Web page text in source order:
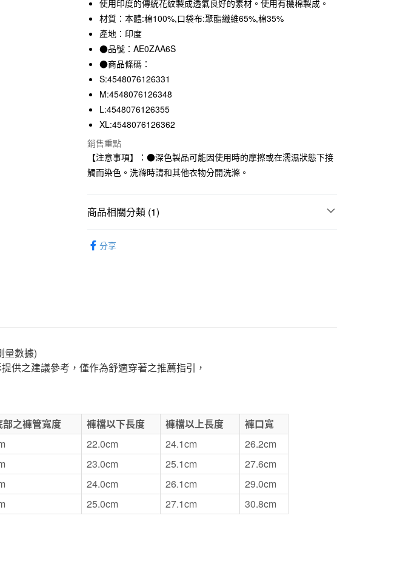
信用卡分期付款
3 期 0 利率 每期
合作金庫商業銀行
華南商業銀行
上海商業儲蓄銀行
臺灣中小企業銀行
匯豐（台灣）商業銀行
聯邦商業銀行
元大商業銀行
玉山商業銀行
台新國際商業銀行
中國信託商業銀行
台灣樂天信用卡公司
超商取貨付款
LINE Pay
Apple Pay
街口支付
悠遊付
運送方式
每筆NT$65，滿NT$1,000(含以上)免運費
付款後全家取貨
每筆NT$150，滿NT$2,000(含以上)免運費
免運費
使用印度的傳統花紋製成透氣良好的素材。使用有機棉製成。
材質：本體:棉100%,口袋布:聚酯纖維65%,棉35%
產地：印度
●品號：AE0ZAA6S
●商品條碼：
S:4548076126331
M:4548076126348
L:4548076126355
XL:4548076126362
銷售重點
【注意事項】：●深色製品可能因使用時的摩擦或在濡濕狀態下接
觸而染色。洗滌時請和其他衣物分開洗滌。
商品相關分類 (1)
分享
量數據)
供之建議參考，僅作為舒適穿著之推薦指引，
部之褲管寬度 褲檔以下長度 褲檔以上長度
褲口寬
22.0cm 24.1cm
26.2cm
23.0cm 25.1cm
27.6cm
24.0cm 26.1cm
29.0cm
25.0cm 27.1cm 30.8cm